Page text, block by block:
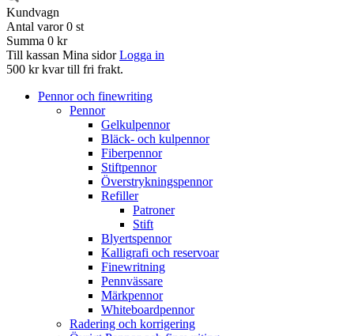
Kundvagn
Antal varor 0 st
Summa 0 kr
Till kassan Mina sidor Logga in
500 kr kvar till fri frakt.
Pennor och finewriting
Pennor
Gelkulpennor
Bläck- och kulpennor
Fiberpennor
Stiftpennor
Överstrykningspennor
Refiller
Patroner
Stift
Blyertspennor
Kalligrafi och reservoar
Finewritning
Pennvässare
Märkpennor
Whiteboardpennor
Radering och korrigering